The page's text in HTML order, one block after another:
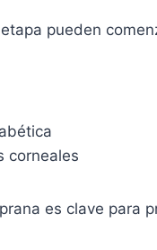
pueden
corneales
es clave para